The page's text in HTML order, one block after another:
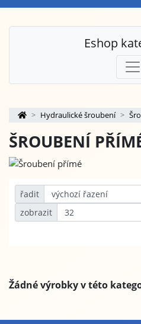
Eshop
Hydraulické šroubení
ŠROUBENÍ
řadit
zobrazit
Žádné výrobky v této